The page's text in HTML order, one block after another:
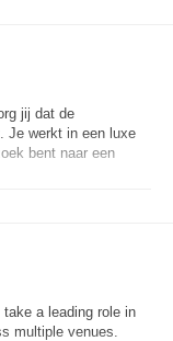
jij dat de
Je werkt in een luxe
bent naar een
take a leading role in
multiple venues.